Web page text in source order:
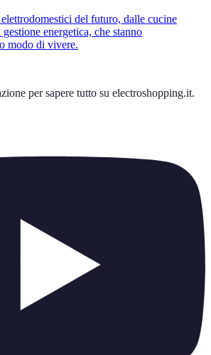
del futuro, dalle cucine
energetica, che stanno
modo di vivere.
per sapere tutto su electroshopping.it.